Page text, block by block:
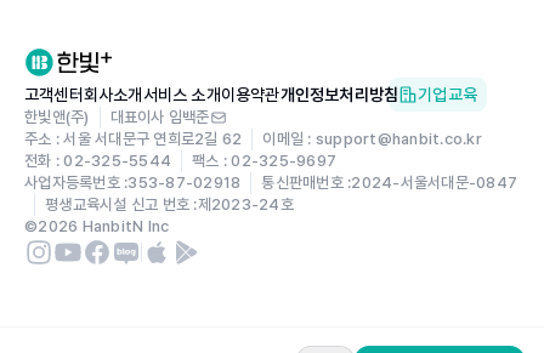
고객센터회사소개서비스 소개이용약관개인정보처리방침 기업교육
한빛앤(주)
대표이사 임백준
주소 : 서울 서대문구 연희로2길 62
이메일 : support@hanbit.co.kr
전화 : 02-325-5544
팩스 : 02-325-9697
사업자등록번호 :353-87-02918 통신판매번호 :2024-서울서대문-0847
평생교육시설 신고 번호 :제2023-24호
©2026 HanbitN Inc